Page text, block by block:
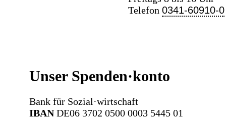
Telefon 0341-60910-0
Unser Spenden·konto
Bank für Sozial·wirtschaft
IBANDE06 3702 0500 0003 5445 01